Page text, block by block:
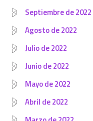
Septiembre de 2022
Agosto de 2022
Julio de 2022
Junio de 2022
Mayo de 2022
Abril de 2022